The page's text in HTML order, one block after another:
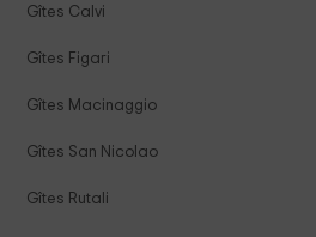
Gîtes Calvi
Gîtes Figari
Gîtes Macinaggio
Gîtes San Nicolao
Gîtes Rutali